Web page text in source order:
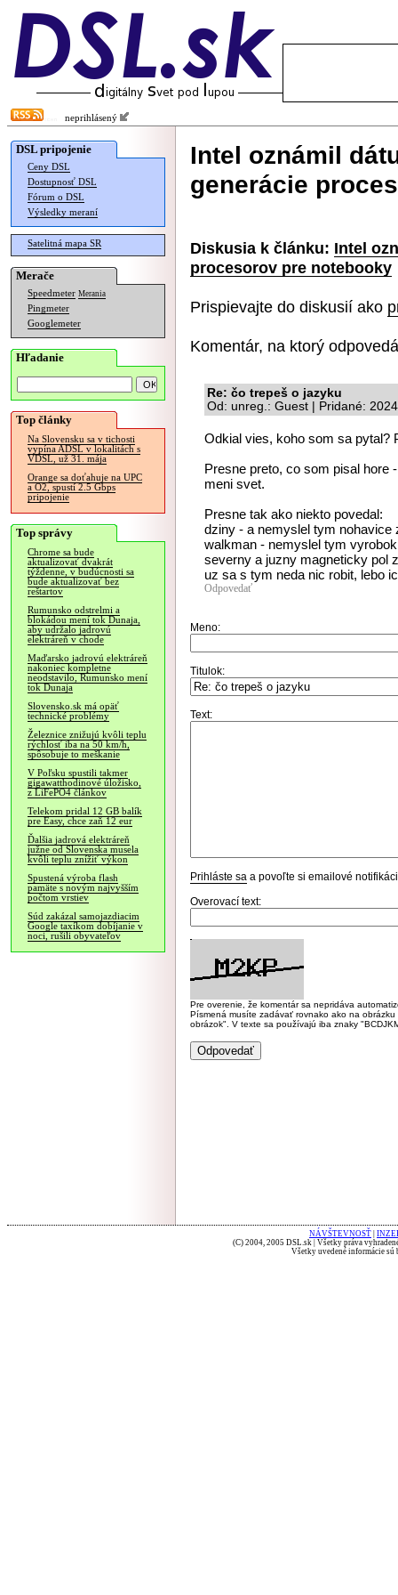
neprihlásený
DSL pripojenie
Ceny DSL
Dostupnosť DSL
Fórum o DSL
Výsledky meraní
Satelitná mapa SR
Merače
Speedmeter Merania
Pingmeter
Googlemeter
Hľadanie
Top články
Na Slovensku sa v tichosti
vypína ADSL v lokalitách s
VDSL, už 31. mája
Orange sa doťahuje na UPC
a O2, spustí 2.5 Gbps
pripojenie
Top správy
Chrome sa bude
aktualizovať dvakrát
týždenne, v budúcnosti sa
bude aktualizovať bez
reštartov
Rumunsko odstrelmi a
blokádou mení tok Dunaja,
aby udržalo jadrovú
elektráreň v chode
Maďarsko jadrovú elektráreň
nakoniec kompletne
neodstavilo, Rumunsko mení
tok Dunaja
Slovensko.sk má opäť
technické problémy
Železnice znižujú kvôli teplu
rýchlosť iba na 50 km/h,
spôsobuje to meškanie
V Poľsku spustili takmer
gigawatthodinové úložisko,
z LiFePO4 článkov
Telekom pridal 12 GB balík
pre Easy, chce zaň 12 eur
Ďalšia jadrová elektráreň
južne od Slovenska musela
kvôli teplu znížiť výkon
Spustená výroba flash
pamäte s novým najvyšším
počtom vrstiev
Súd zakázal samojazdiacim
Google taxíkom dobíjanie v
noci, rušili obyvateľov
Intel oznámil
generácie
Diskusia k článku: Intel
procesorov pre notebooky
Prispievajte do diskusií ako
Komentár, na ktorý
Re: čo trepeš o jazyku
Od: unreg.: Guest | Pridané:
Odkial vies, koho som sa pytal?
Presne preto, co som pisal hore
meni svet.
Presne tak ako niekto povedal:
dziny - a nemyslel tym nohavice
walkman - nemyslel tym
severny a juzny magneticky pol
uz sa s tym neda nic robit, lebo
Odpovedať
Meno:
Titulok:
Text:
Prihláste sa a povoľte si emailové
Overovací text:
Pre overenie, že komentár sa nepridáva
Písmená musíte zadávať rovnako ako na
obrázok". V texte sa používajú iba znaky
NÁVŠTEVNOSŤ
(C) 2004, 2005 DSL.sk | Všetky práva
Všetky uvedené informácie sú